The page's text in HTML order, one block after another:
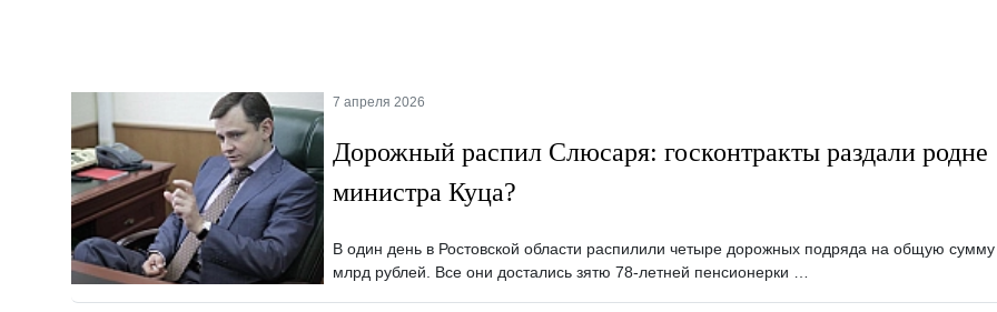
7 апреля 2026
Дорожный распил Слюсаря: госконтракты раздали родне
министра Куца?
В один день в Ростовской области распилили четыре дорожных подряда на общую
млрд рублей. Все они достались зятю 78-летней пенсионерки …